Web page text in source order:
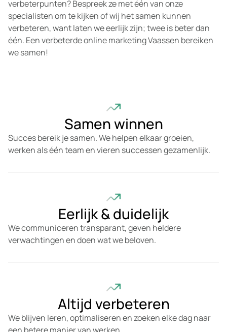
verbeterpunten? Bespreek ze met één van onze
specialisten om te kijken of wij het samen kunnen
verbeteren, want laten we eerlijk zijn; twee is beter dan
één. Een verbeterde online marketing Vaassen bereiken
we samen!
Samen winnen
Succes bereik je samen. We helpen elkaar groeien,
werken als één team en vieren successen gezamenlijk.
Eerlijk & duidelijk
We communiceren transparant, geven heldere
verwachtingen en doen wat we beloven.
Altijd verbeteren
We blijven leren, optimaliseren en zoeken elke dag naar